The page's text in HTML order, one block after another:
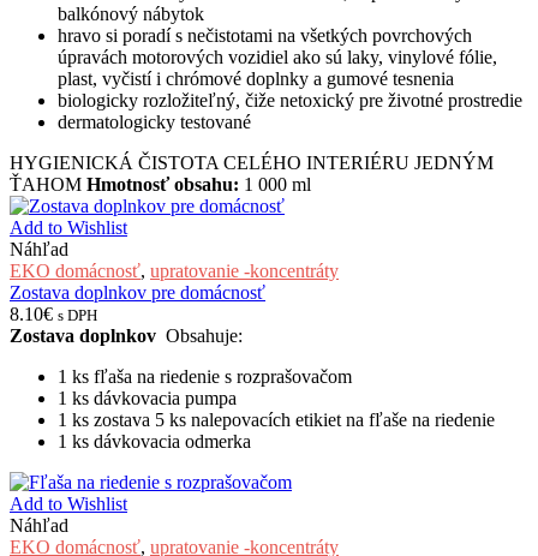
balkónový nábytok
hravo si poradí s nečistotami na všetkých povrchových
úpravách motorových vozidiel ako sú laky, vinylové fólie,
plast, vyčistí i chrómové doplnky a gumové tesnenia
biologicky rozložiteľný, čiže netoxický pre životné prostredie
dermatologicky testované
HYGIENICKÁ ČISTOTA CELÉHO INTERIÉRU JEDNÝM
ŤAHOM Hmotnosť obsahu: 1 000 ml
Add to Wishlist
Náhľad
EKO domácnosť, upratovanie -koncentráty
Zostava doplnkov pre domácnosť
8.10€ s DPH
Zostava doplnkov Obsahuje:
1 ks fľaša na riedenie s rozprašovačom
1 ks dávkovacia pumpa
1 ks zostava 5 ks nalepovacích etikiet na fľaše na riedenie
1 ks dávkovacia odmerka
Add to Wishlist
Náhľad
EKO domácnosť, upratovanie -koncentráty